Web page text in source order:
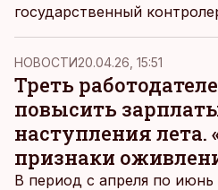
государственный
Meliva Марья-Лийза Алоп и
T1 Тармо Хыбе.
НОВОСТИ20.04.26, 15:51
Треть
повысить
наступления лета.
признаки
В период с апреля по